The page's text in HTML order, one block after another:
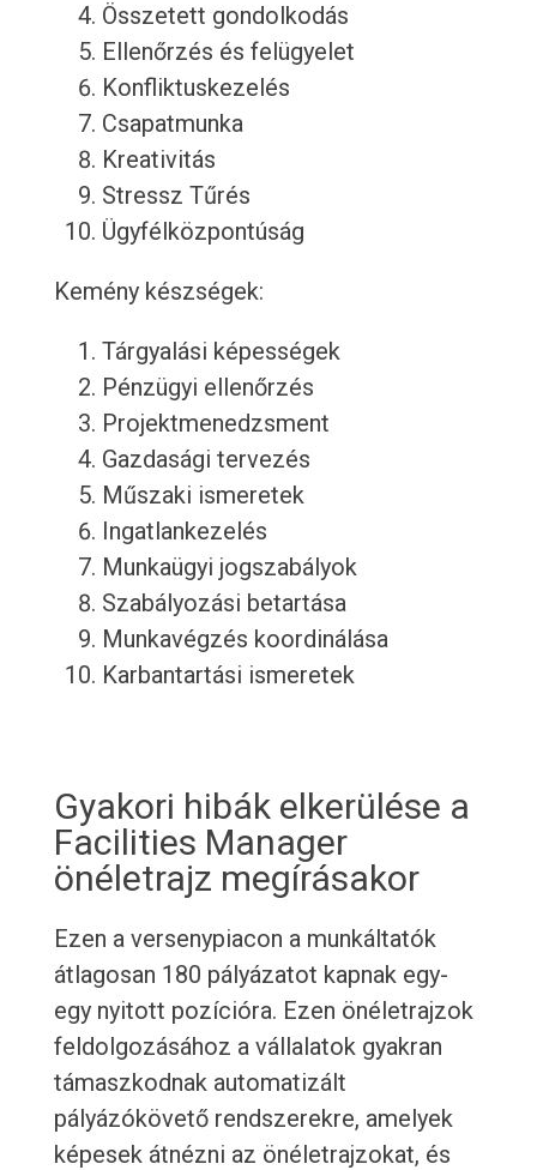
Összetett gondolkodás
Ellenőrzés és felügyelet
Konfliktuskezelés
Csapatmunka
Kreativitás
Stressz Tűrés
Ügyfélközpontúság
Kemény készségek:
Tárgyalási képességek
Pénzügyi ellenőrzés
Projektmenedzsment
Gazdasági tervezés
Műszaki ismeretek
Ingatlankezelés
Munkaügyi jogszabályok
Szabályozási betartása
Munkavégzés koordinálása
Karbantartási ismeretek
Gyakori hibák elkerülése a
Facilities Manager
önéletrajz megírásakor
Ezen a versenypiacon a munkáltatók
átlagosan 180 pályázatot kapnak egy-
egy nyitott pozícióra. Ezen önéletrajzok
feldolgozásához a vállalatok gyakran
támaszkodnak automatizált
pályázókövető rendszerekre, amelyek
képesek átnézni az önéletrajzokat, és